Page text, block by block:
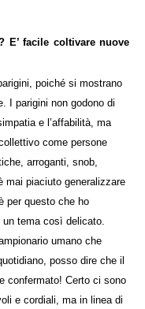
E’ facile coltivare nuove
poiché si mostrano
I parigini non godono di
e l’affabilità, ma
come persone
arroganti, snob,
piaciuto generalizzare
per questo che ho
tema così delicato.
umano che
posso dire che il
confermato! Certo ci sono
e cordiali, ma in linea di